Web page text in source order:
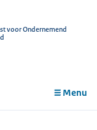
voor Ondernemend
Menu